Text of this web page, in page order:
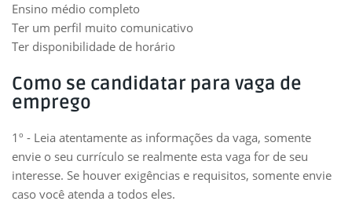
Ensino médio completo
Ter um perfil muito comunicativo
Ter disponibilidade de horário
Como se candidatar para vaga de
emprego
1º - Leia atentamente as informações da vaga, somente
envie o seu currículo se realmente esta vaga for de seu
interesse. Se houver exigências e requisitos, somente envie
caso você atenda a todos eles.